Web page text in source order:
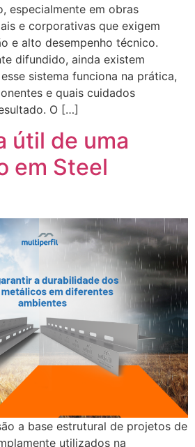
especialmente em obras
e corporativas que exigem
e alto desempenho técnico.
difundido, ainda existem
sistema funciona na prática,
e quais cuidados
O […]
útil de uma
em Steel
a base estrutural de projetos de
utilizados na